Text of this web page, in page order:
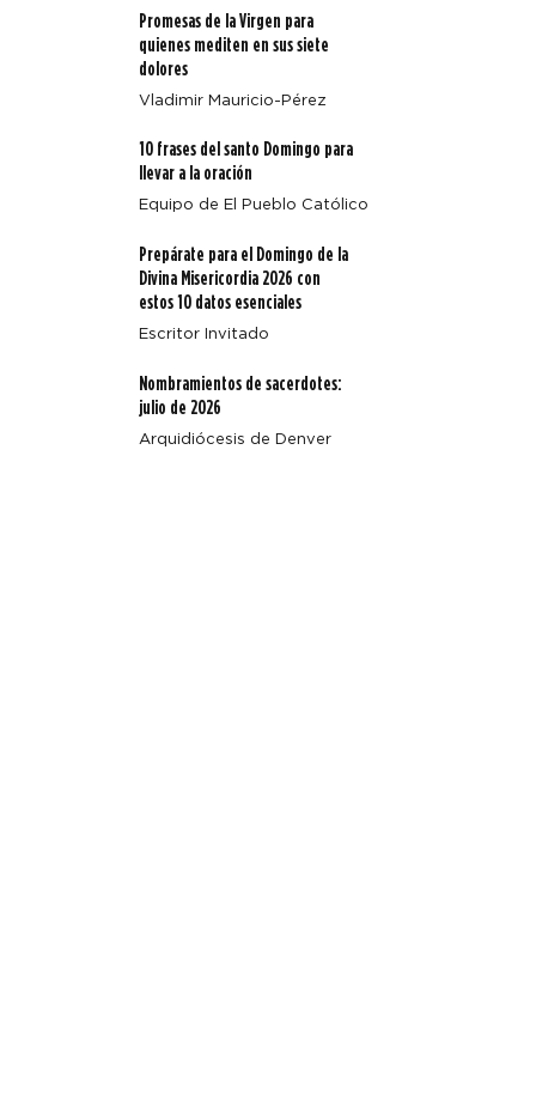
campamento Annunciation Heights
Promesas de la Virgen para
quienes mediten en sus siete
dolores
Vladimir Mauricio-Pérez
10 frases del santo Domingo para
llevar a la oración
Equipo de El Pueblo Católico
Prepárate para el Domingo de la
Divina Misericordia 2026 con
estos 10 datos esenciales
Escritor Invitado
Nombramientos de sacerdotes:
julio de 2026
Arquidiócesis de Denver